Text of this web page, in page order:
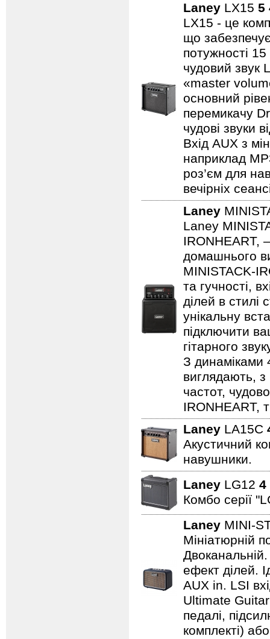
Laney LX15 5
LX15 - це
що
потужності
чудовий звук
«master
основний
перемикачу
чудові звуки
Вхід AUX з
наприклад
роз’єм для
вечірніх
Laney
Laney
IRONHEART,
домашнього
MINISTACK-
та гучності,
ділей в стилі
унікальну
підключити
гітарного
З динаміками
виглядають, з
частот,
IRONHEART,
Laney LA15C
Акустичний
навушники.
Laney LG12 4
Комбо серії
Laney MINI-
Мініатюрній
ефект ділей.
AUX in. LSI
Ultimate Guitar
педалі,
комплекті)